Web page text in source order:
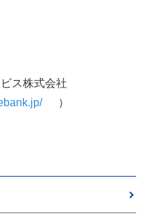
ス株式会社
）